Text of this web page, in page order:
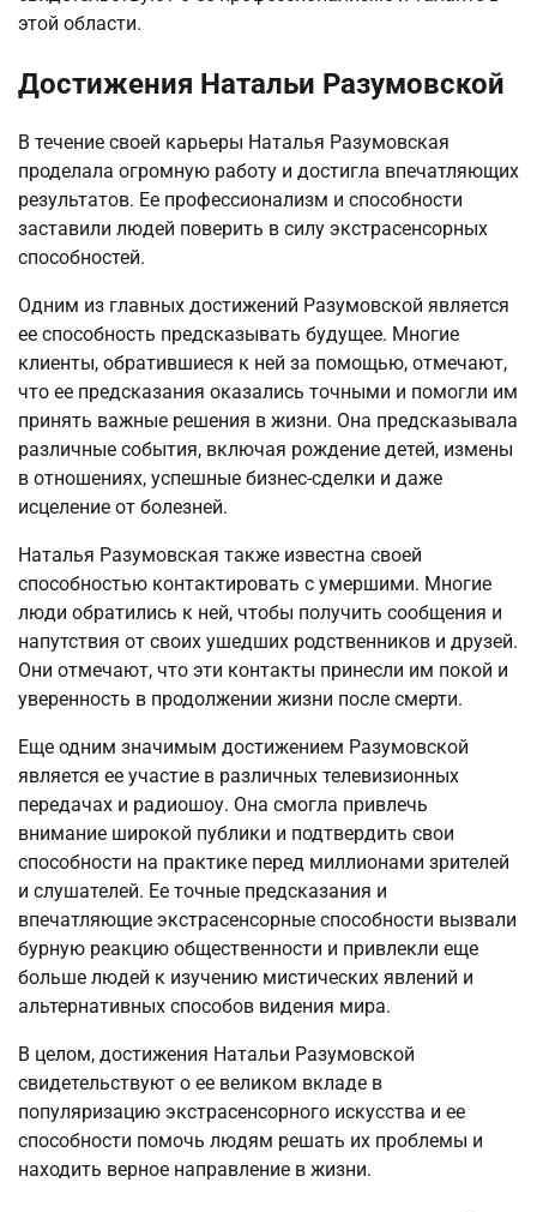
этой области.
Достижения Натальи Разумовской
В течение своей карьеры Наталья Разумовская
проделала огромную работу и достигла впечатляющих
результатов. Ее профессионализм и способности
заставили людей поверить в силу экстрасенсорных
способностей.
Одним из главных достижений Разумовской является
ее способность предсказывать будущее. Многие
клиенты, обратившиеся к ней за помощью, отмечают,
что ее предсказания оказались точными и помогли им
принять важные решения в жизни. Она предсказывала
различные события, включая рождение детей, измены
в отношениях, успешные бизнес-сделки и даже
исцеление от болезней.
Наталья Разумовская также известна своей
способностью контактировать с умершими. Многие
люди обратились к ней, чтобы получить сообщения и
напутствия от своих ушедших родственников и друзей.
Они отмечают, что эти контакты принесли им покой и
уверенность в продолжении жизни после смерти.
Еще одним значимым достижением Разумовской
является ее участие в различных телевизионных
передачах и радиошоу. Она смогла привлечь
внимание широкой публики и подтвердить свои
способности на практике перед миллионами зрителей
и слушателей. Ее точные предсказания и
впечатляющие экстрасенсорные способности вызвали
бурную реакцию общественности и привлекли еще
больше людей к изучению мистических явлений и
альтернативных способов видения мира.
В целом, достижения Натальи Разумовской
свидетельствуют о ее великом вкладе в
популяризацию экстрасенсорного искусства и ее
способности помочь людям решать их проблемы и
находить верное направление в жизни.